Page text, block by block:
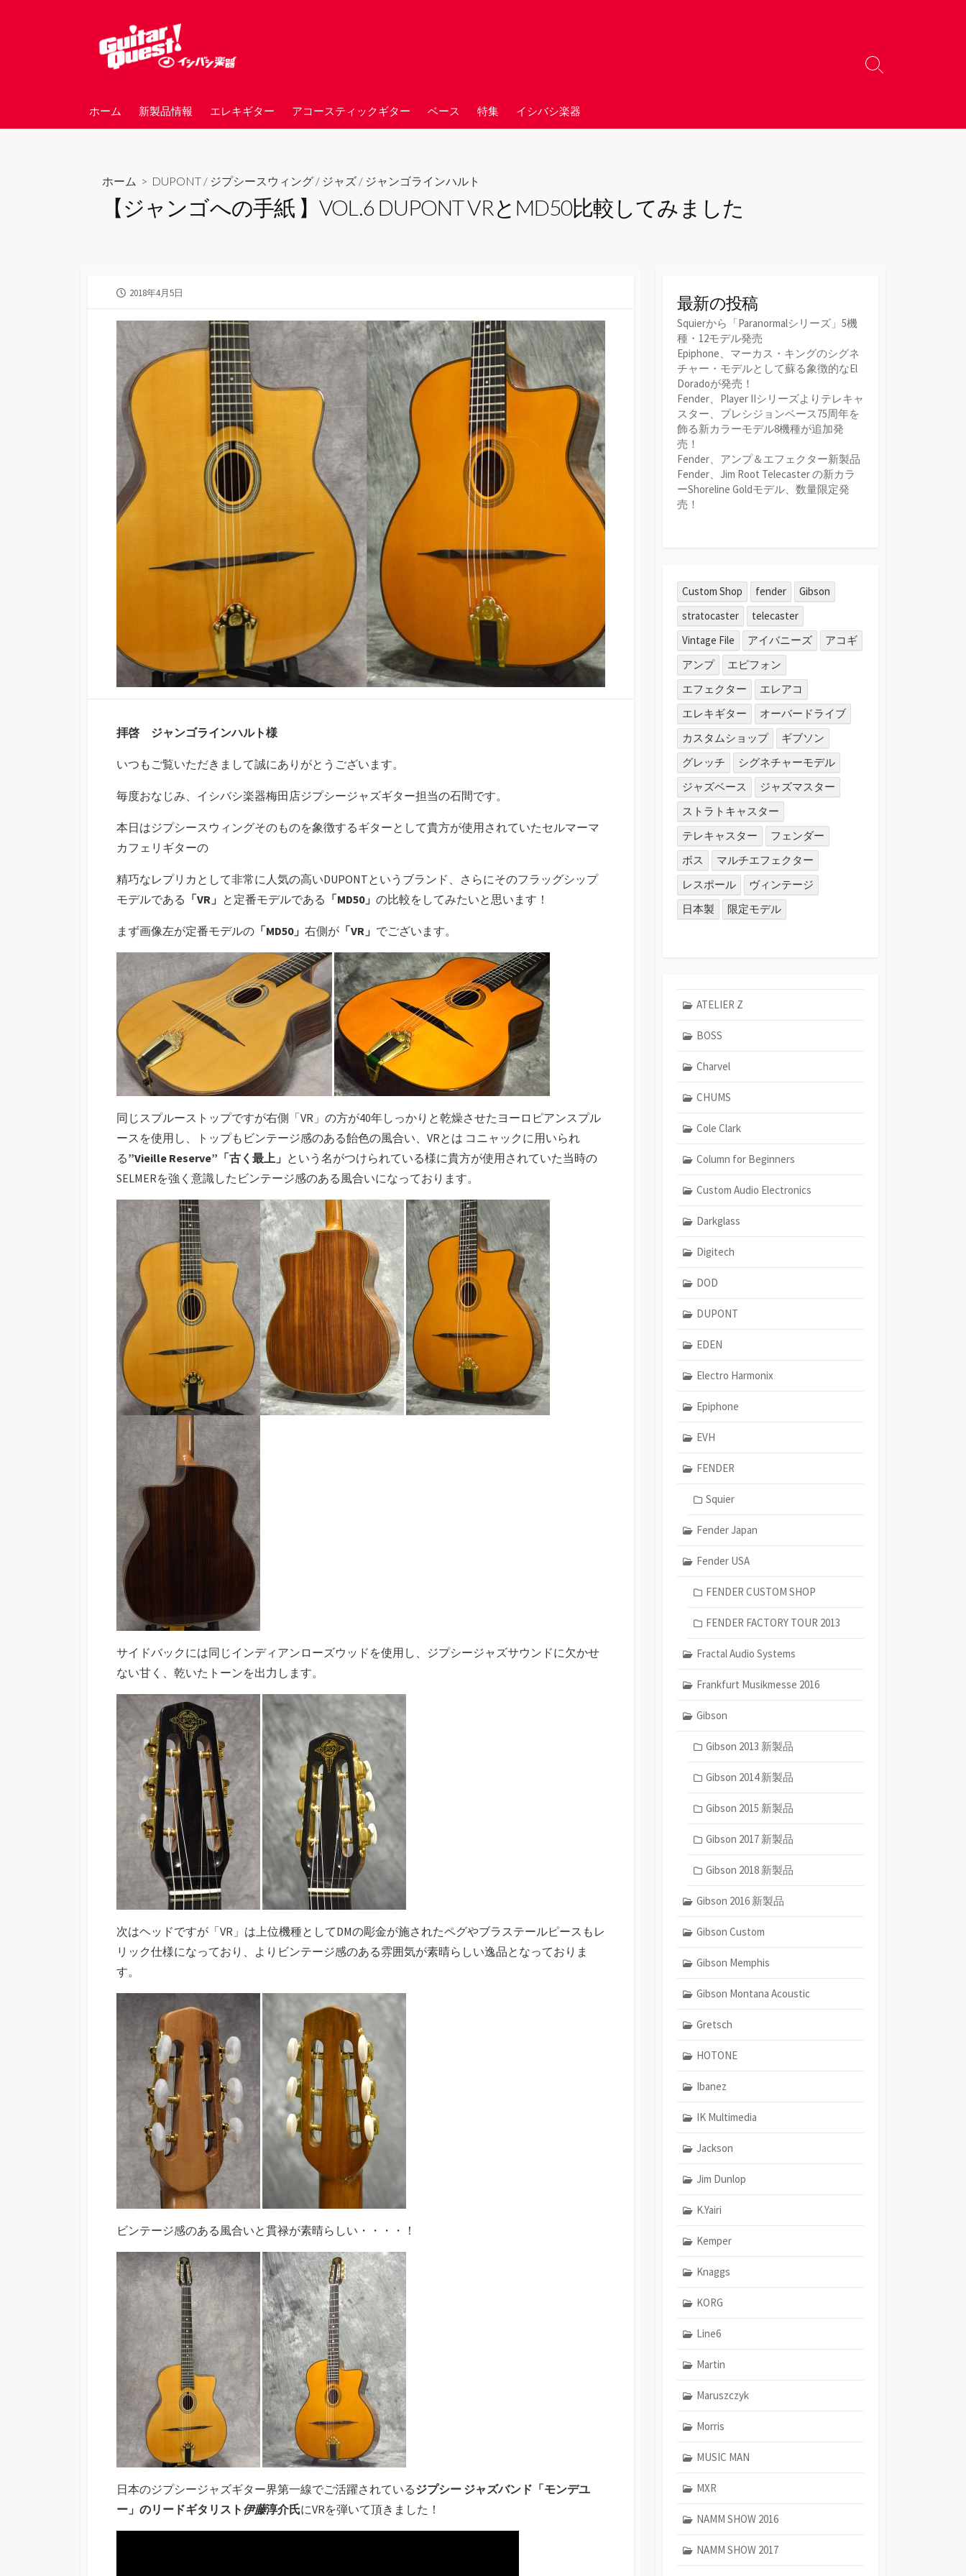
ホーム 新製品情報 エレキギター アコースティックギター ベース 特集 イシバシ楽器
検
替
ホーム > DUPONT / ジプシースウィング / ジャズ / ジャンゴラインハルト
【ジャンゴへの手紙 】VOL.6 DUPONT VRとMD50比較してみました
公
日
2018年4月5日
拝啓 ジャンゴラインハルト様
いつもご覧いただきまして誠にありがとうございます。
毎度おなじみ、イシバシ楽器梅田店ジプシージャズギター担当の石間です。
本日はジプシースウィングそのものを象徴するギターとして貴方が使用されていたセルマーマ
カフェリギターの
精巧なレプリカとして非常に人気の高いDUPONTというブランド、さらにそのフラッグシップ
モデルである 「VR」 と定番モデルである 「MD50」 の比較をしてみたいと思います！
まず画像左が定番モデルの 「MD50」 右側が 「VR」 でございます。
同じスプルーストップですが右側「VR」の方が40年しっかりと乾燥させたヨーロピアンスプル
ースを使用し、トップもビンテージ感のある飴色の風合い、VRとは コニャックに用いられ
る”Vieille Reserve”「古く最上」 という名がつけられている様に貴方が使用されていた当時の
SELMERを強く意識したビンテージ感のある風合いになっております。
サイドバックには同じインディアンローズウッドを使用し、ジプシージャズサウンドに欠かせ
ない甘く、乾いたトーンを出力します。
次はヘッドですが「VR」は上位機種としてDMの彫金が施されたペグやブラステールピースもレ
リック仕様になっており、よりビンテージ感のある雰囲気が素晴らしい逸品となっておりま
す。
ビンテージ感のある風合いと貫禄が素晴らしい・・・・！
日本のジプシージャズギター界第一線でご活躍されているジプシー ジャズバンド「モンデユ
ー」のリードギタリスト 伊藤淳介氏にVRを弾いて頂きました！
最新の投稿
Squierから「Paranormalシリーズ」5機
種・12モデル発売
Epiphone、マーカス・キングのシグネ
チャー・モデルとして蘇る象徴的なEl
Doradoが発売！
Fender、Player IIシリーズよりテレキャ
スター、プレシジョンベース75周年を
飾る新カラーモデル8機種が追加発
売！
Fender、アンプ＆エフェクター新製品
Fender、Jim Root Telecaster の新カラ
ーShoreline Goldモデル、数量限定発
売！
Custom Shop fender
Gibson
stratocaster
telecaster
Vintage File
アイバニーズ
アコギ
アンプ
エピフォン
エフェクター
エレアコ
エレキギター
オーバードライブ
カスタムショップ
ギブソン
グレッチ
シグネチャーモデル
ジャズベース
ジャズマスター
ストラトキャスター
テレキャスター
フェンダー
ボス
マルチエフェクター
レスポール
ヴィンテージ
日本製
限定モデル
ATELIER Z
BOSS
Charvel
CHUMS
Cole Clark
Column for Beginners
Custom Audio Electronics
Darkglass
Digitech
DOD
DUPONT
EDEN
Electro Harmonix
Epiphone
EVH
FENDER
Squier
Fender Japan
Fender USA
FENDER CUSTOM SHOP
FENDER FACTORY TOUR 2013
Fractal Audio Systems
Frankfurt Musikmesse 2016
Gibson
Gibson 2013 新製品
Gibson 2014 新製品
Gibson 2015 新製品
Gibson 2017 新製品
Gibson 2018 新製品
Gibson 2016 新製品
Gibson Custom
Gibson Memphis
Gibson Montana Acoustic
Gretsch
HOTONE
Ibanez
IK Multimedia
Jackson
Jim Dunlop
K.Yairi
Kemper
Knaggs
KORG
Line6
Martin
Maruszczyk
Morris
MUSIC MAN
MXR
NAMM SHOW 2016
NAMM SHOW 2017